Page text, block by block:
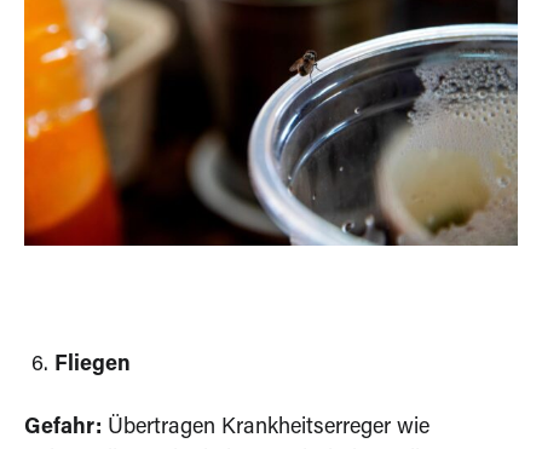
Fliegen
Gefahr: Übertragen Krankheitserreger wie